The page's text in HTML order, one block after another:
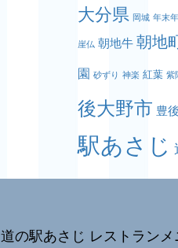
大分県 岡城 年末
崖仏 朝地牛 朝地
園 砂ずり 神楽 紅葉 紫
後大野市 豊
駅あさじ
道の駅あさじ レストランメ